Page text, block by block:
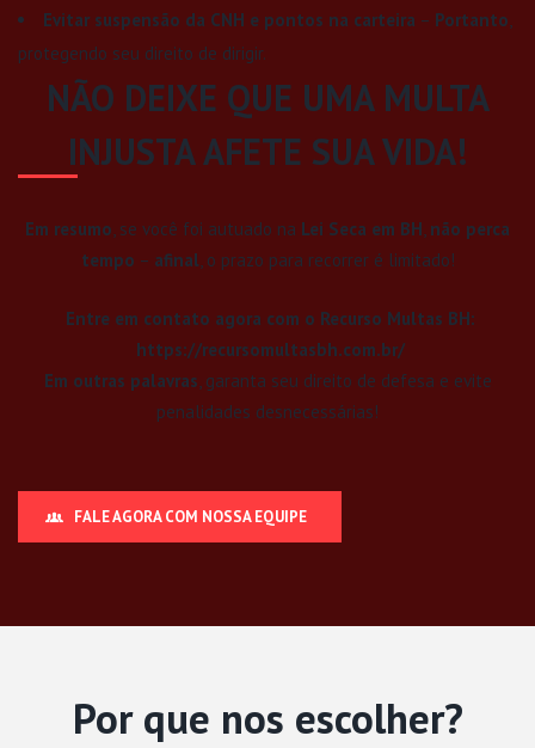
Evitar suspensão da CNH e pontos na carteira – Portanto,
protegendo seu direito de dirigir.
NÃO DEIXE QUE UMA MULTA
INJUSTA AFETE SUA VIDA!
Em resumo, se você foi autuado na Lei Seca em BH, não perca
tempo – afinal, o prazo para recorrer é limitado!
Entre em contato agora com o Recurso Multas BH:
https://recursomultasbh.com.br/
Em outras palavras, garanta seu direito de defesa e evite
penalidades desnecessárias!
FALE AGORA COM NOSSA EQUIPE
Por que nos escolher?